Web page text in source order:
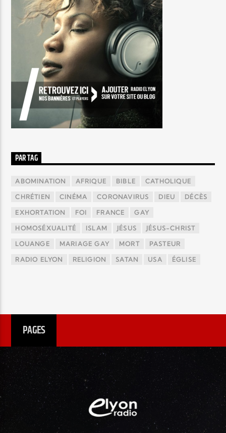
PAR TAG
ABOMINATION AFRIQUE BIBLE CATHOLIQUE
CHRÉTIEN CINÉMA CORONAVIRUS DIEU DÉCÈS
EXHORTATION FOI FRANCE GAY
HOMOSÉXUALITÉ ISLAM JÉSUS JÉSUS-CHRIST
LOUANGE MARIAGE GAY MORT PASTEUR
RADIO ELYON RELIGION SATAN USA ÉGLISE
PAGES